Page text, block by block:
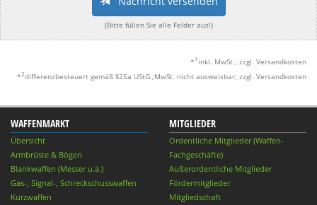
(Bitte füllen Sie alle Felder aus!)
* 1 inkl. MwSt.; zzgl. Versandkosten
*2differenzbesteuert gemäß §25a UStG.;MwSt. nicht ausweisbar; zzgl. Versandkosten
WAFFENMARKT
Übersicht
Armbrüste & Bögen
Blankwaffen (Messer u.ä.)
Gas-, Signal-, Schreckschusswaffen
Kurzwaffen
MITGLIEDER
Ordentliche Mitglieder (Waffen-
Fachgeschäfte)
Außerordentliche Mitglieder
Fördermitglieder
Mitgliedschaft